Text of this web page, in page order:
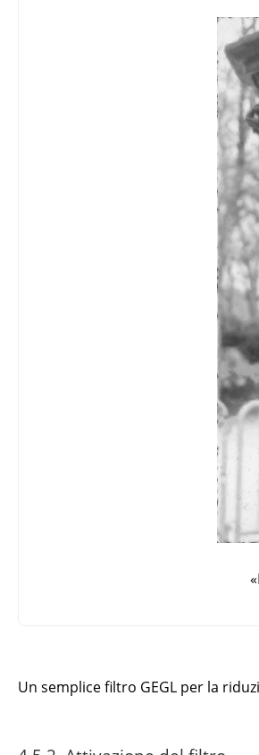
«
Un semplice filtro GEGL per la